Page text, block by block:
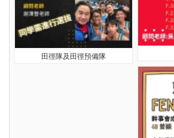
田徑隊及田徑預備隊